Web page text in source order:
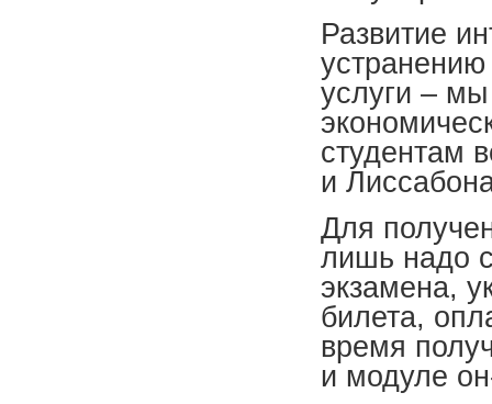
Развитие
услуги –
студентам
и
Для
лишь надо
экзамена,
билета,
время
и модуле